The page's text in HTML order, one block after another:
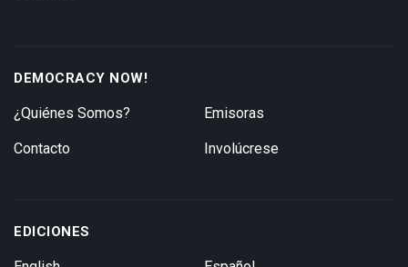
DEMOCRACY NOW!
¿Quiénes Somos?
Contacto
Emisoras
Involúcrese
EDICIONES